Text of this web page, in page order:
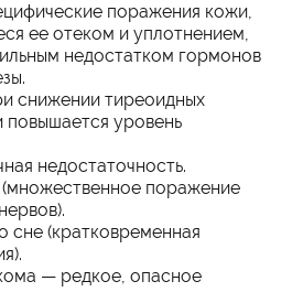
поражения кожи,
ее отеком и уплотнением,
недостатком гормонов
снижении тиреоидных
повышается уровень
недостаточность.
поражение
сне (кратковременная
— редкое, опасное